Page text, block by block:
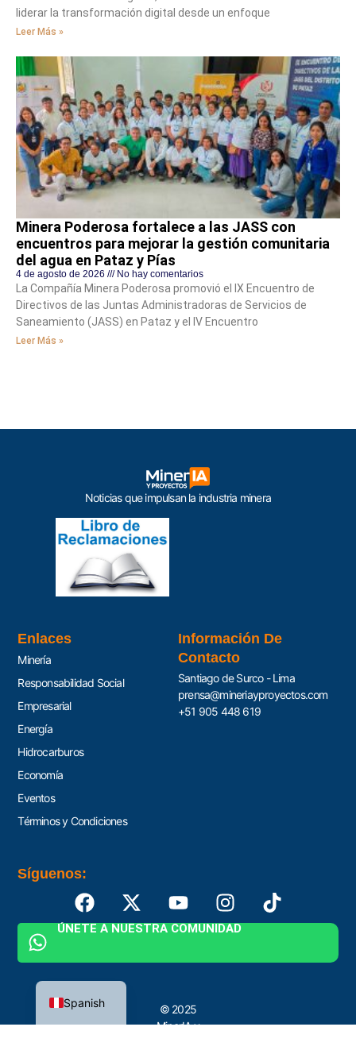
liderar la transformación digital desde un enfoque
Leer Más »
Minera Poderosa fortalece a las JASS con
encuentros para mejorar la gestión comunitaria
del agua en Pataz y Pías
4 de agosto de 2026 No hay comentarios
La Compañía Minera Poderosa promovió el IX Encuentro de
Directivos de las Juntas Administradoras de Servicios de
Saneamiento (JASS) en Pataz y el IV Encuentro
Leer Más »
Noticias que impulsan la industria minera
Enlaces
Minería
Responsabilidad Social
Empresarial
Energía
Hidrocarburos
Economía
Eventos
Términos y Condiciones
Información De
Contacto
Santiago de Surco - Lima
prensa@mineriayproyectos.com
+51 905 448 619
Síguenos:
ÚNETE A NUESTRA COMUNIDAD
© 2025
MinerIA y
Spanish